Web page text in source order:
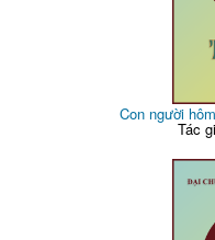
Con người
Tác